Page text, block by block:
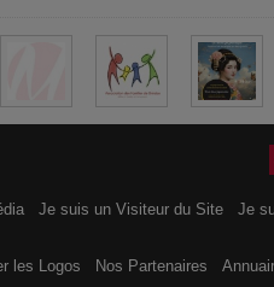
Je suis un Visiteur du Site Je
les Logos Nos Partenaires